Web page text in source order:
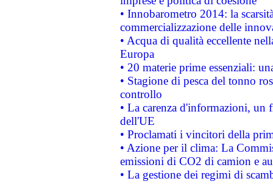
• Innobarometro 2014: la
commercializzazione delle
• Acqua di qualità eccellente
Europa
• 20 materie prime essenziali:
• Stagione di pesca del tonno
controllo
• La carenza d'informazioni, un
dell'UE
• Proclamati i vincitori della
• Azione per il clima: La
emissioni di CO2 di camion e
• La gestione dei regimi di